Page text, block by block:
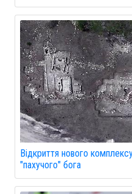
Відкриття нового
"пахучого" бога